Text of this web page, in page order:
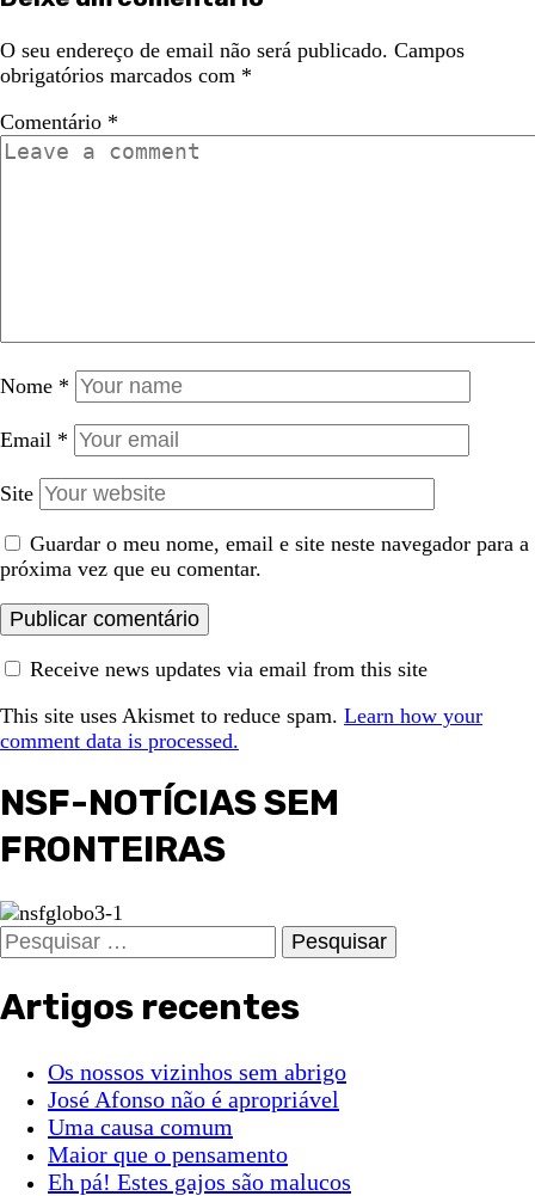
O seu endereço de email não será publicado. Campos
obrigatórios marcados com *
Comentário *
Nome *
Email *
Site
Guardar o meu nome, email e site neste navegador para a
próxima vez que eu comentar.
Receive news updates via email from this site
This site uses Akismet to reduce spam. Learn how your
comment data is processed.
NSF-NOTÍCIAS SEM
FRONTEIRAS
Pesquisar
por:
Artigos recentes
Os nossos vizinhos sem abrigo
José Afonso não é apropriável
Uma causa comum
Maior que o pensamento
Eh pá! Estes gajos são malucos